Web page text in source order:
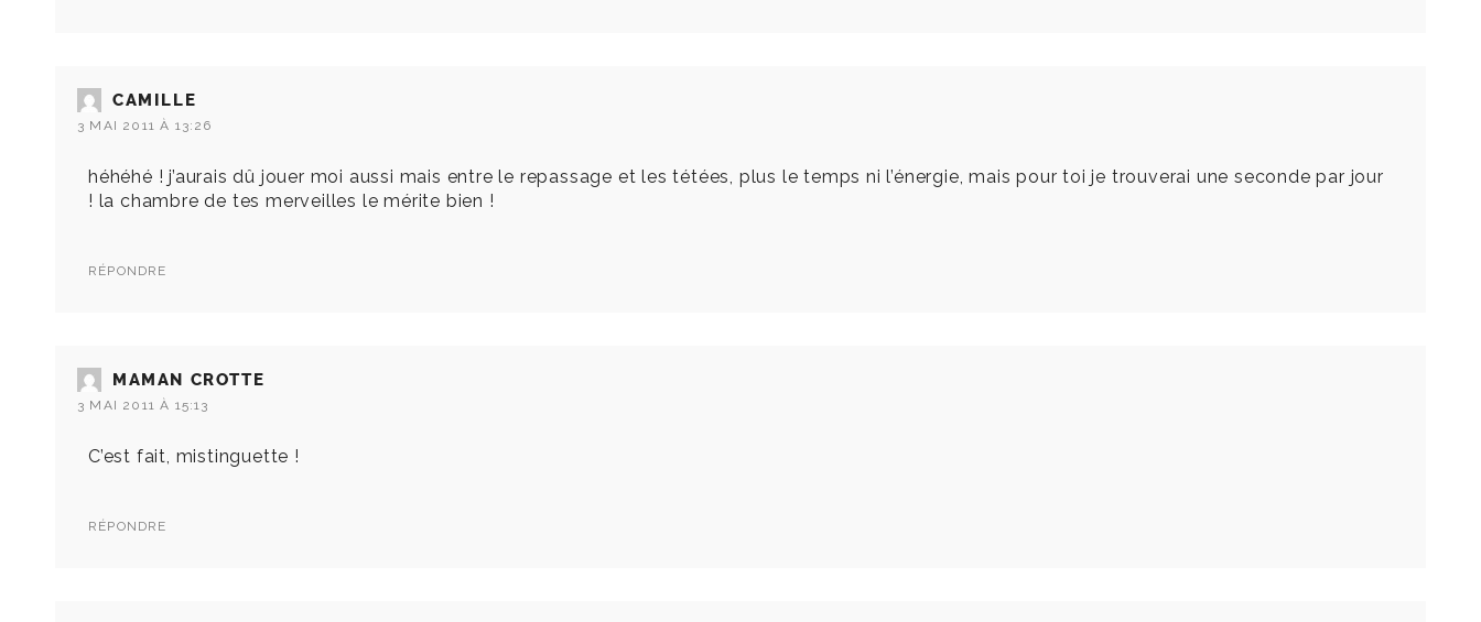
CAMILLE
3 MAI 2011 À 13:26
héhéhé ! j’aurais dû jouer moi aussi mais entre le repassage et les tétées, plus le temps ni l’énergie, mais pour toi je trouverai une seconde par jour
! la chambre de tes merveilles le mérite bien !
RÉPONDRE
MAMAN CROTTE
3 MAI 2011 À 15:13
C’est fait, mistinguette !
RÉPONDRE